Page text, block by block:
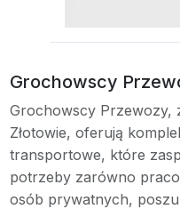
Grochowscy
Grochowscy Przewozy,
Złotowie, oferują
transportowe, które
potrzeby zarówno
osób prywatnych,